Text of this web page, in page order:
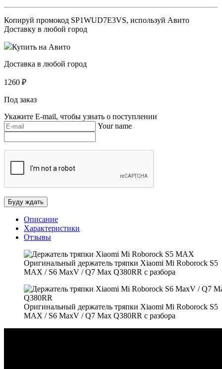
Копируй промокод SP1WUD7E3VS, используй Авито
Доставку в любой город
Купить на Авито
Доставка в любой город
1260 ₽
Под заказ
Укажите E-mail, чтобы узнать о поступлении
Your name
Описание
Характеристики
Отзывы
Оригинальный держатель тряпки Xiaomi Mi Roborock S5
MAX / S6 MaxV / Q7 Max Q380RR с разбора
Оригинальный держатель тряпки Xiaomi Mi Roborock S5
MAX / S6 MaxV / Q7 Max Q380RR с разбора